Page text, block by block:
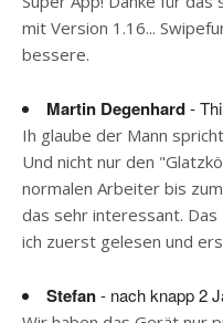
mit Version 1.16...
bessere.
Martin Degenhard-
Ih glaube der Mann
Und nicht nur den
normalen Arbeiter bis
das sehr interessant.
ich zuerst gelesen und
Stefan- nach knapp 2